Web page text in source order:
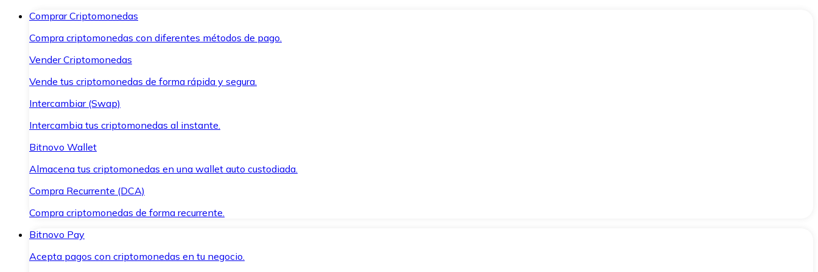
Comprar Criptomonedas
Compra criptomonedas con diferentes métodos de pago.
Vender Criptomonedas
Vende tus criptomonedas de forma rápida y segura.
Intercambiar (Swap)
Intercambia tus criptomonedas al instante.
Bitnovo Wallet
Almacena tus criptomonedas en una wallet auto custodiada.
Compra Recurrente (DCA)
Compra criptomonedas de forma recurrente.
Bitnovo Pay
Acepta pagos con criptomonedas en tu negocio.